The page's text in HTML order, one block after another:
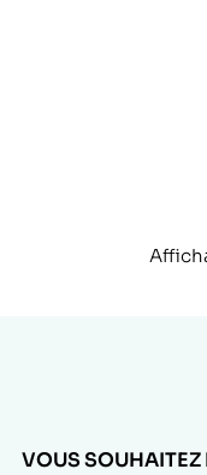
VOUS SOUHAITEZ